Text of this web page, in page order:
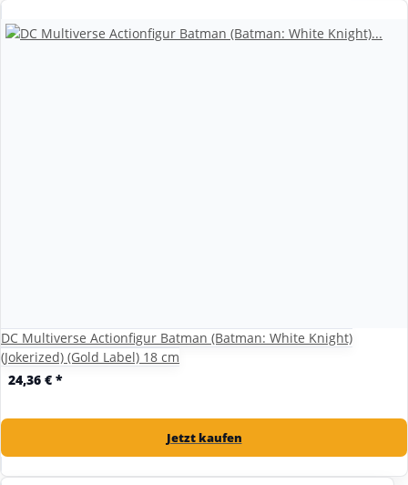
DC Multiverse Actionfigur Batman (Batman: White Knight)
(Jokerized) (Gold Label) 18 cm
24,36 € *
Jetzt kaufen